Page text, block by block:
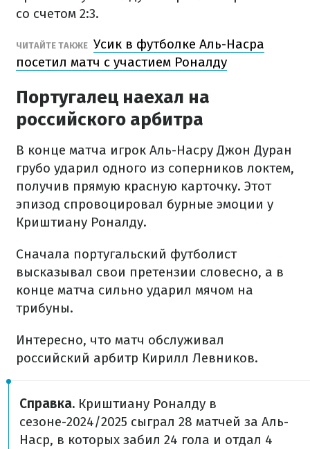
со счетом 2:3.
ЧИТАЙТЕ ТАКЖЕ Усик в футболке Аль-Насра
посетил матч с участием Роналду
Португалец наехал на
российского арбитра
В конце матча игрок Аль-Насру Джон Дуран
грубо ударил одного из соперников локтем,
получив прямую красную карточку. Этот
эпизод спровоцировал бурные эмоции у
Криштиану Роналду.
Сначала португальский футболист
высказывал свои претензии словесно, а в
конце матча сильно ударил мячом на
трибуны.
Интересно, что матч обслуживал
российский арбитр Кирилл Левников.
Справка. Криштиану Роналду в
сезоне-2024/2025 сыграл 28 матчей за Аль-
Наср, в которых забил 24 гола и отдал 4